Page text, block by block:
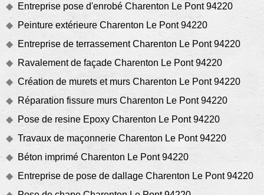
Entreprise pose d'enrobé Charenton Le Pont 94220
Peinture extérieure Charenton Le Pont 94220
Entreprise de terrassement Charenton Le Pont 94220
Ravalement de façade Charenton Le Pont 94220
Création de murets et murs Charenton Le Pont 94220
Réparation fissure murs Charenton Le Pont 94220
Pose de resine Epoxy Charenton Le Pont 94220
Travaux de maçonnerie Charenton Le Pont 94220
Béton imprimé Charenton Le Pont 94220
Entreprise de pose de dallage Charenton Le Pont 94220